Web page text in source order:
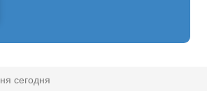
сегодня